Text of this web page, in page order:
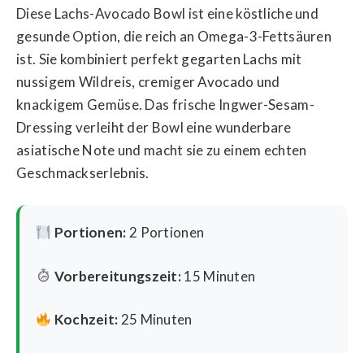
Diese Lachs-Avocado Bowl ist eine köstliche und
gesunde Option, die reich an Omega-3-Fettsäuren
ist. Sie kombiniert perfekt gegarten Lachs mit
nussigem Wildreis, cremiger Avocado und
knackigem Gemüse. Das frische Ingwer-Sesam-
Dressing verleiht der Bowl eine wunderbare
asiatische Note und macht sie zu einem echten
Geschmackserlebnis.
Portionen: 2 Portionen
Vorbereitungszeit:15 Minuten
Kochzeit: 25 Minuten